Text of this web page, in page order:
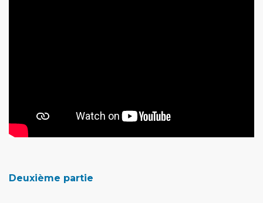
Deuxième partie